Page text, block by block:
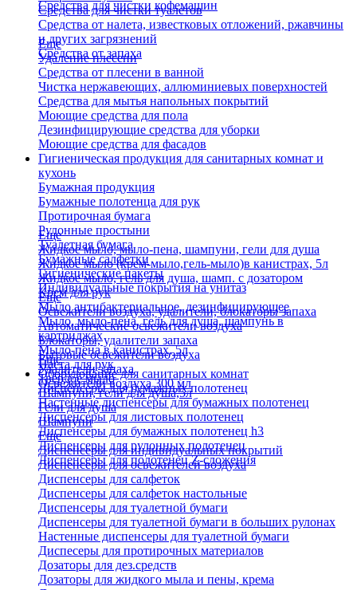
Средства для чистки кофемашин
Средства для чистки туалетов
Средства от налета, известковых отложений, ржавчины
и других загрязнений
Средства от запаха
Еще
Удаление плесени
Средства от плесени в ванной
Чистка нержавеющих, аллюминиевых поверхностей
Средства для мытья напольных покрытий
Моющие средства для пола
Дезинфицирующие средства для уборки
Моющие средства для фасадов
Гигиеническая продукция для санитарных комнат и
кухонь
Бумажная продукция
Бумажные полотенца для рук
Протирочная бумага
Рулонные простыни
Туалетная бумага
Бумажные салфетки
Гигиенические пакеты
Индивидуальные покрытия на унитаз
Еще
Жидкое мыло, мыло-пена, шампуни, гели для душа
Жидкое мыло (крем-мыло,гель-мыло)в канистрах, 5л
Жидкое мыло, гель для душа, шамп. с дозатором
Крем для рук
Мыло антибактериальное, дезинфицирующее
Мыло, мыло-пена, гель для душа, шампунь в
картриджах
Мыло-пена в канистрах, 5л
Паста для рук
Твердое мыло
Шампуни, гели для душа,5л
Гели для душа
Шампуни
Еще
Освежители воздуха, удалители, блокаторы запаха
Автоматические освежители воздуха
Блокаторы, удалители запаха
Бытовые освежители воздуха
Удалители запаха
Освежители воздуха 300 мл
Еще
Оборудование для санитарных комнат
Диспенсеры для бумажных полотенец
Настенные диспенсеры для бумажных полотенец
Диспенсеры для листовых полотенец
Диспенсеры для бумажных полотенец h3
Диспенсеры для рулонных полотенец
Диспенсеры для полотенец Z-сложения
Еще
Диспенсеры для индивидуальных покрытий
Диспенсеры для освежителей воздуха
Диспенсеры для салфеток
Диспенсеры для салфеток настольные
Диспенсеры для туалетной бумаги
Диспенсеры для туалетной бумаги в больших рулонах
Настенные диспенсеры для туалетной бумаги
Диспесеры для протирочных материалов
Дозаторы для дез.средств
Дозаторы для жидкого мыла и пены, крема